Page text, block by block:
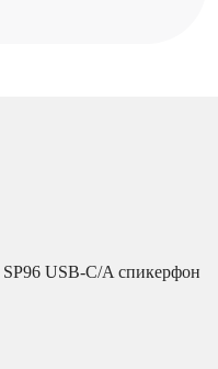
SP96 USB-C/A спикерфон